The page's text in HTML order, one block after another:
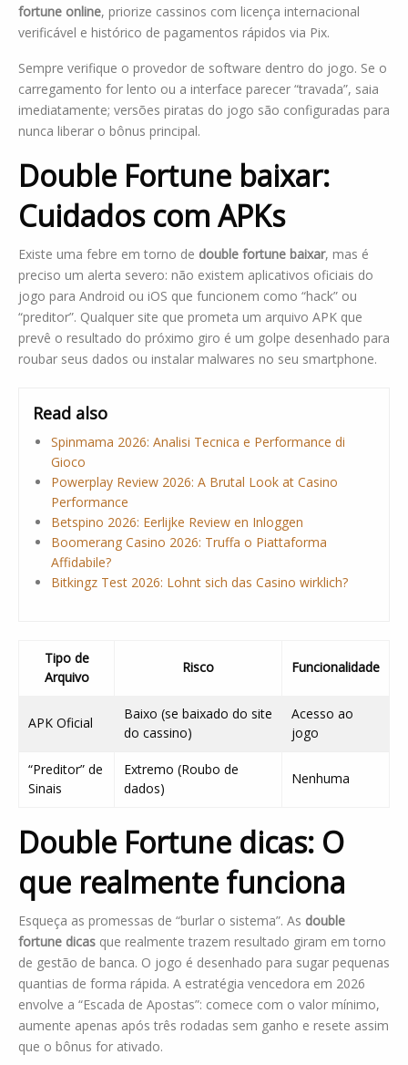
fortune online, priorize cassinos com licença internacional
verificável e histórico de pagamentos rápidos via Pix.
Sempre verifique o provedor de software dentro do jogo. Se o
carregamento for lento ou a interface parecer “travada”, saia
imediatamente; versões piratas do jogo são configuradas para
nunca liberar o bônus principal.
Double Fortune baixar:
Cuidados com APKs
Existe uma febre em torno de double fortune baixar, mas é
preciso um alerta severo: não existem aplicativos oficiais do
jogo para Android ou iOS que funcionem como “hack” ou
“preditor”. Qualquer site que prometa um arquivo APK que
prevê o resultado do próximo giro é um golpe desenhado para
roubar seus dados ou instalar malwares no seu smartphone.
Read also
Spinmama 2026: Analisi Tecnica e Performance di
Gioco
Powerplay Review 2026: A Brutal Look at Casino
Performance
Betspino 2026: Eerlijke Review en Inloggen
Boomerang Casino 2026: Truffa o Piattaforma
Affidabile?
Bitkingz Test 2026: Lohnt sich das Casino wirklich?
Tipo de
Arquivo
Risco Funcionalidade
APK Oficial
Baixo (se baixado do site
do cassino)
Acesso ao
jogo
“Preditor” de
Sinais
Extremo (Roubo de
dados)
Nenhuma
Double Fortune dicas: O
que realmente funciona
Esqueça as promessas de “burlar o sistema”. As double
fortune dicas que realmente trazem resultado giram em torno
de gestão de banca. O jogo é desenhado para sugar pequenas
quantias de forma rápida. A estratégia vencedora em 2026
envolve a “Escada de Apostas”: comece com o valor mínimo,
aumente apenas após três rodadas sem ganho e resete assim
que o bônus for ativado.